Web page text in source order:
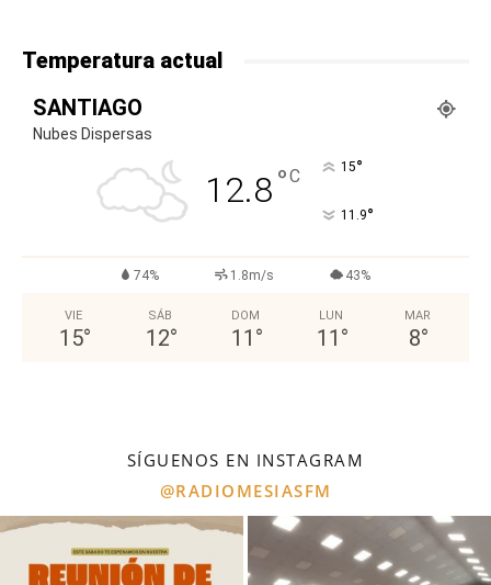
Temperatura actual
SANTIAGO
Nubes Dispersas
12.8°C 15°
11.9°
74% 1.8m/s 43%
VIE
15°
SÁB
12°
DOM
11 °
LUN
11 °
MAR
8°
SÍGUENOS EN INSTAGRAM
@RADIOMESIASFM